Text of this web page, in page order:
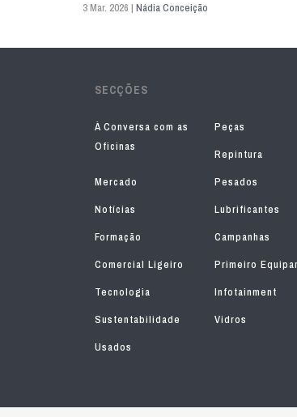
3 Mar. 2026 | Nádia Conceição
SECÇÕES
À Conversa com as
Oficinas
Peças
Repintura
Mercado
Pesados
Notícias
Lubrificantes
Formação
Campanhas
Comercial Ligeiro
Primeiro
Tecnologia
Infotainment
Sustentabilidade
Vidros
Usados